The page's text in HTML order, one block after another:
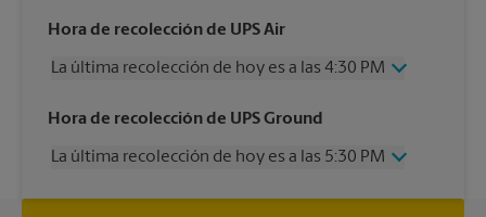
Hora de recolección de UPS Air
La última recolección de hoy es a las 4:30 PM
Miércoles
4:30 PM
Viernes
4:30 PM
Hora de recolección de UPS Ground
La última recolección de hoy es a las 5:30 PM
Miércoles
5:30 PM